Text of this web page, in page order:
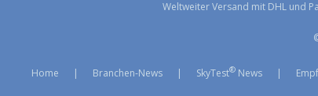
Weltweiter Versand mit DHL und
Home | Branchen-News | SkyTest®News |